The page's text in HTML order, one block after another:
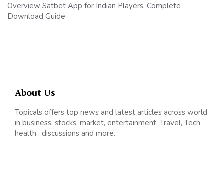
Overview Satbet App for Indian Players, Complete
Download Guide
About Us
Topicals offers top news and latest articles across world
in business, stocks, market, entertainment, Travel, Tech,
health , discussions and more.